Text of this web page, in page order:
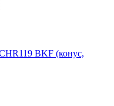
BKF (конус,